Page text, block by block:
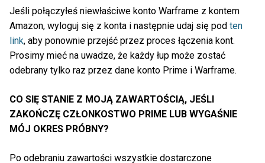
Jeśli połączyłeś niewłaściwe konto Warframe z kontem
Amazon, wyloguj się z konta i następnie udaj się pod ten
link, aby ponownie przejść przez proces łączenia kont.
Prosimy mieć na uwadze, że każdy łup może zostać
odebrany tylko raz przez dane konto Prime i Warframe.
CO SIĘ STANIE Z MOJĄ ZAWARTOŚCIĄ, JEŚLI
ZAKOŃCZĘ CZŁONKOSTWO PRIME LUB WYGAŚNIE
MÓJ OKRES PRÓBNY?
Po odebraniu zawartości wszystkie dostarczone